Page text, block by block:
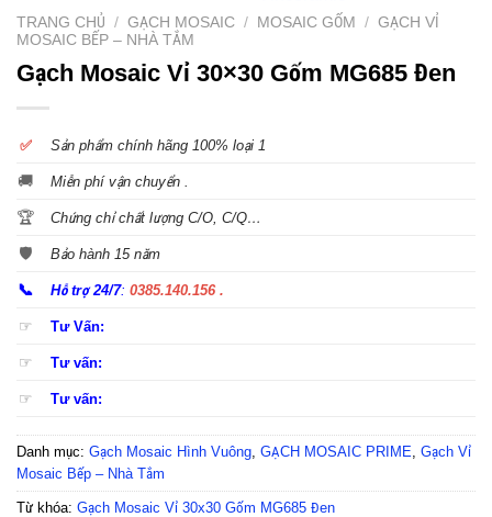
TRANG CHỦ / GẠCH MOSAIC / MOSAIC GỐM / GẠCH VỈ
MOSAIC BẾP – NHÀ TẮM
Gạch Mosaic Vỉ 30×30 Gốm MG685 Đen
✅ Sản phẩm chính hãng 100% loại 1
🚚 Miễn phí vận chuyển .
🏆 Chứng chỉ chất lượng C/O, C/Q…
🛡️ Bảo hành 15 năm
📞 Hỗ trợ 24/7:0385.140.156 .
☞ Tư Vấn:
☞ Tư vấn:
☞ Tư vấn:
Danh mục: Gạch Mosaic Hình Vuông GẠCH MOSAIC PRIME Gạch Vỉ
Mosaic Bếp – Nhà Tắm
Từ khóa: Gạch Mosaic Vỉ 30x30 Gốm MG685 Đen